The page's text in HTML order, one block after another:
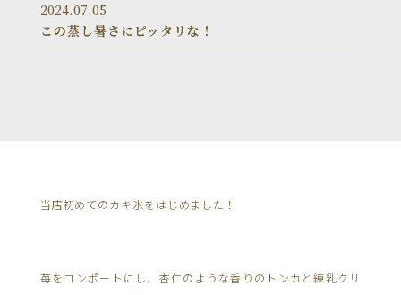
2024.07.05
この蒸し暑さにピッタリな！
当店初めてのカキ氷をはじめました！
苺をコンポートにし、杏仁のような香りのトンカと練乳クリ